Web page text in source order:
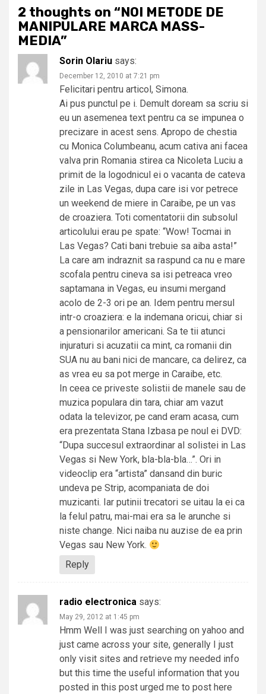
2 thoughts on “NOI METODE DE
MANIPULARE MARCA MASS-
MEDIA”
Sorin Olariu says:
December 12, 2010 at 7:21 pm
Felicitari pentru articol, Simona.
Ai pus punctul pe i. Demult doream sa scriu si
eu un asemenea text pentru ca se impunea o
precizare in acest sens. Apropo de chestia
cu Monica Columbeanu, acum cativa ani facea
valva prin Romania stirea ca Nicoleta Luciu a
primit de la logodnicul ei o vacanta de cateva
zile in Las Vegas, dupa care isi vor petrece
un weekend de miere in Caraibe, pe un vas
de croaziera. Toti comentatorii din subsolul
articolului erau pe spate: “Wow! Tocmai in
Las Vegas? Cati bani trebuie sa aiba asta!”
La care am indraznit sa raspund ca nu e mare
scofala pentru cineva sa isi petreaca vreo
saptamana in Vegas, eu insumi mergand
acolo de 2-3 ori pe an. Idem pentru mersul
intr-o croaziera: e la indemana oricui, chiar si
a pensionarilor americani. Sa te tii atunci
injuraturi si acuzatii ca mint, ca romanii din
SUA nu au bani nici de mancare, ca delirez, ca
as vrea eu sa pot merge in Caraibe, etc.
In ceea ce priveste solistii de manele sau de
muzica populara din tara, chiar am vazut
odata la televizor, pe cand eram acasa, cum
era prezentata Stana Izbasa pe noul ei DVD:
“Dupa succesul extraordinar al solistei in Las
Vegas si New York, bla-bla-bla…”. Ori in
videoclip era “artista” dansand din buric
undeva pe Strip, acompaniata de doi
muzicanti. Iar putinii trecatori se uitau la ei ca
la felul patru, mai-mai era sa le arunche si
niste change. Nici naiba nu auzise de ea prin
Vegas sau New York.
Reply
radio electronica says:
May 29, 2012 at 1:45 pm
Hmm Well I was just searching on yahoo and
just came across your site, generally I just
only visit sites and retrieve my needed info
but this time the useful information that you
posted in this post urged me to post here